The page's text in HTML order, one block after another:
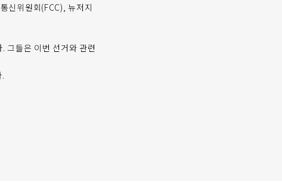
신위원회(FCC), 뉴저지
그들은 이번 선거와 관련